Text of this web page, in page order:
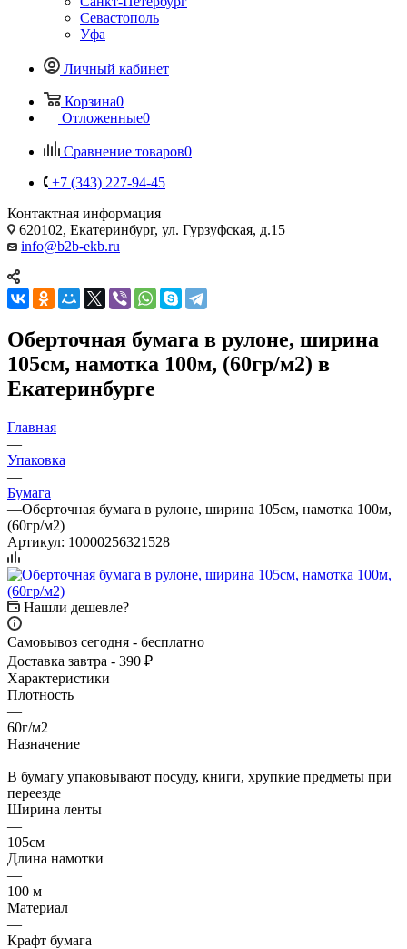
Севастополь
Уфа
Личный кабинет
Корзина0
Отложенные0
Сравнение товаров0
+7 (343) 227-94-45
Контактная информация
620102, Екатеринбург, ул. Гурзуфская, д.15
info@b2b-ekb.ru
Оберточная бумага в рулоне, ширина
105см, намотка 100м, (60гр/м2) в
Екатеринбурге
Главная
—
Упаковка
—
Бумага
—Оберточная бумага в рулоне, ширина 105см, намотка 100м,
(60гр/м2)
Артикул: 10000256321528
Нашли дешевле?
Самовывоз сегодня - бесплатно
Доставка завтра - 390 ₽
Характеристики
Плотность
—
60г/м2
Назначение
—
В бумагу упаковывают посуду, книги, хрупкие предметы при
переезде
Ширина ленты
—
105см
Длина намотки
—
100 м
Материал
—
Крафт бумага